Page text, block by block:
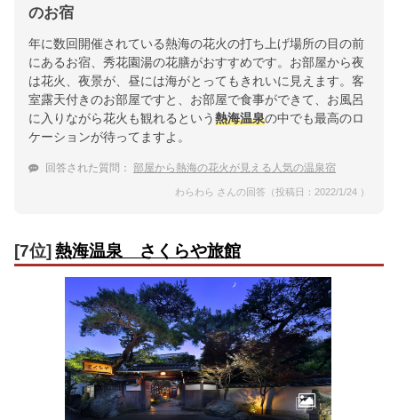
のお宿
年に数回開催されている熱海の花火の打ち上げ場所の目の前
にあるお宿、秀花園湯の花膳がおすすめです。お部屋から夜
は花火、夜景が、昼には海がとってもきれいに見えます。客
室露天付きのお部屋ですと、お部屋で食事ができて、お風呂
に入りながら花火も観れるという熱海温泉の中でも最高のロ
ケーションが待ってますよ。
回答された質問： 部屋から熱海の花火が見える人気の温泉宿
わらわら さんの回答（投稿日：2022/1/24 ）
[7位] 熱海温泉 さくらや旅館